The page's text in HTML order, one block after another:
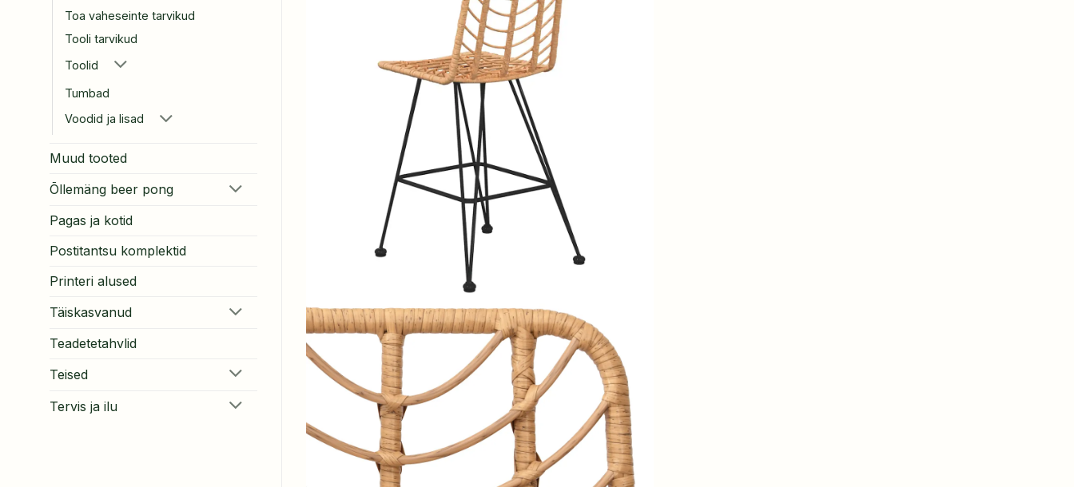
Toa vaheseinte tarvikud
Tooli tarvikud
Toolid
Tumbad
Voodid ja lisad
Muud tooted
Õllemäng beer pong
Pagas ja kotid
Postitantsu komplektid
Printeri alused
Täiskasvanud
Teadetetahvlid
Teised
Tervis ja ilu